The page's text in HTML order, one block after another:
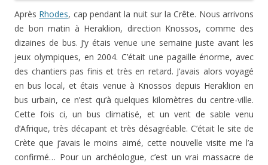
Après Rhodes, cap pendant la nuit sur la Crête. Nous arrivons
de bon matin à Heraklion, direction Knossos, comme des
dizaines de bus. J’y étais venue une semaine juste avant les
jeux olympiques, en 2004. C’était une pagaille énorme, avec
des chantiers pas finis et très en retard. J’avais alors voyagé
en bus local, et étais venue à Knossos depuis Heraklion en
bus urbain, ce n’est qu’à quelques kilomètres du centre-ville.
Cette fois ci, un bus climatisé, et un vent de sable venu
d’Afrique, très décapant et très désagréable. C’était le site de
Crète que j’avais le moins aimé, cette nouvelle visite me l’a
confirmé… Pour un archéologue, c’est un vrai massacre de